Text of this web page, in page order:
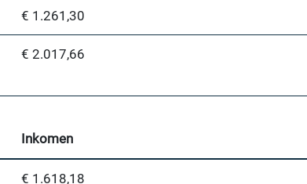
€ 1.261,30
€ 2.017,66
Inkomen
€ 1.618,18